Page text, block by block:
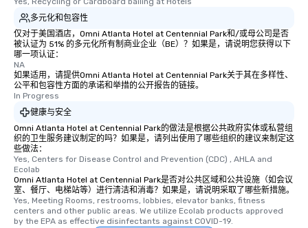
多元化和包容性
仅对于美国酒店，Omni Atlanta Hotel at Centennial Park和/或母公司是否
被认证为 51% 的多元化所有制商业企业（BE）？如果是，请说明您获得以下
哪一项认证：
NA
如果适用，请提供Omni Atlanta Hotel at Centennial Park关于其在多样性、
公平和包容性方面的承诺和举措的公开报告的链接。
In Progress
健康与安全
Omni Atlanta Hotel at Centennial Park的做法是根据公共政府实体或私营组
织的卫生服务建议制定的吗？如果是，请列出使用了哪些组织的建议来制定这
些做法：
Yes, Centers for Disease Control and Prevention (CDC) , AHLA and
Ecolab
Omni Atlanta Hotel at Centennial Park是否对公共区域和公共设施（如会议
室、餐厅、电梯站等）进行清洁和消毒？如果是，请说明采取了哪些新措施。
Yes, Meeting Rooms, restrooms, lobbies, elevator banks, fitness
centers and other public areas. We utilize Ecolab products approved
by the EPA as effective disinfectants against COVID-19.